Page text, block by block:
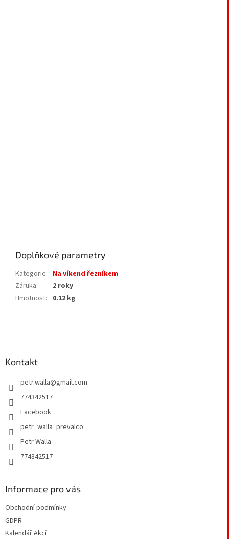
Doplňkové parametry
Kategorie: Na víkend řezníkem
Záruka:
2 roky
Hmotnost: 0.12 kg
Kontakt
petr.walla@gmail.com
774342517
Facebook
petr_walla_prevalco
Petr Walla
774342517
Informace pro vás
Obchodní podmínky
GDPR
Kalendář Akcí